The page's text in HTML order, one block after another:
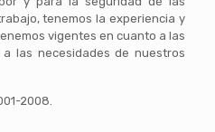
tenemos la experiencia y
vigentes en cuanto a las
las necesidades de nuestros
2008.